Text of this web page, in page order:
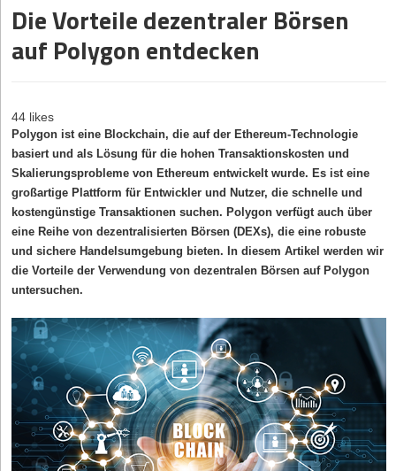
Die Vorteile dezentraler Börsen
auf Polygon entdecken
44 likes
Polygon ist eine Blockchain, die auf der Ethereum-Technologie
basiert und als Lösung für die hohen Transaktionskosten und
Skalierungsprobleme von Ethereum entwickelt wurde. Es ist eine
großartige Plattform für Entwickler und Nutzer, die schnelle und
kostengünstige Transaktionen suchen. Polygon verfügt auch über
eine Reihe von dezentralisierten Börsen (DEXs), die eine robuste
und sichere Handelsumgebung bieten. In diesem Artikel werden wir
die Vorteile der Verwendung von dezentralen Börsen auf Polygon
untersuchen.